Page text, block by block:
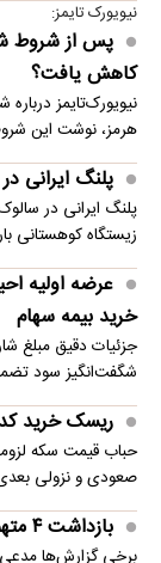
نیویورک تایمز:
پس از شروط
کاهش یافت؟
نیویورک‌تایمز
هرمز، نوشت این
پلنگ ایرانی
پلنگ ایرانی در
زیستگاه کوهستانی
عرضه اولیه
خرید بیمه سهام
جزئیات دقیق مبلغ
شگفت‌انگیز سود
ریسک خرید
حباب قیمت سکه
صعودی و نزولی بعدی
بازداشت ۴ متهم قتل حمیدرضا رجب‌زاده